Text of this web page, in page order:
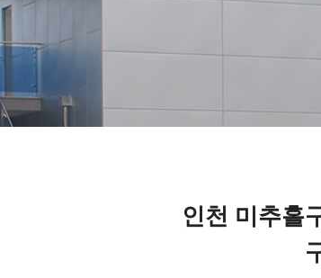
인천 미추홀